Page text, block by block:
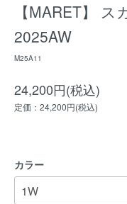
【MARET】
2025AW
M25A11
24,200円(税込)
定価：24,200円(税込)
カラー